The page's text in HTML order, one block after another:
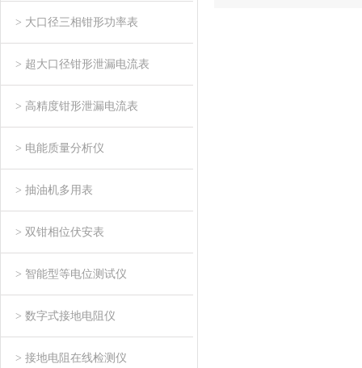
> 大口径三相钳形功率表
> 超大口径钳形泄漏电流表
> 高精度钳形泄漏电流表
> 电能质量分析仪
> 抽油机多用表
> 双钳相位伏安表
> 智能型等电位测试仪
> 数字式接地电阻仪
> 接地电阻在线检测仪